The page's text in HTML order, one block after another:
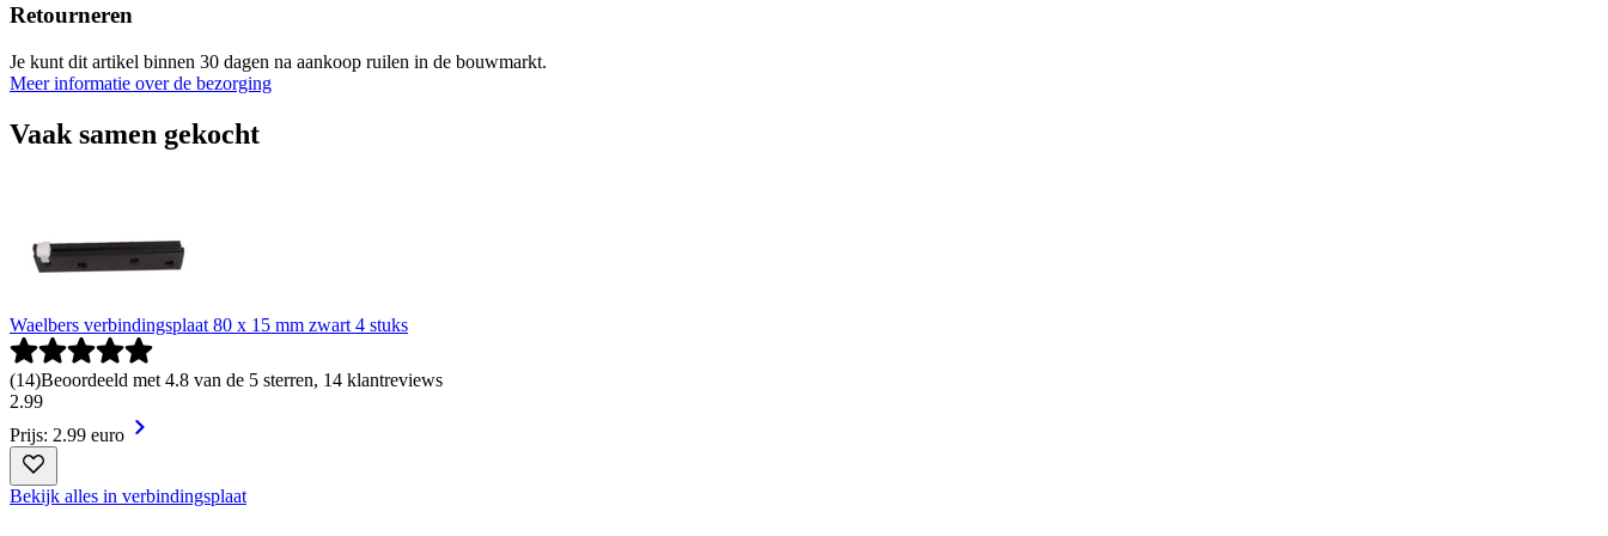
Retourneren
Je kunt dit artikel binnen 30 dagen na aankoop ruilen in de bouwmarkt.
Meer informatie over de bezorging
Vaak samen gekocht
Waelbers verbindingsplaat 80 x 15 mm zwart 4 stuks
(14)Beoordeeld met 4.8 van de 5 sterren, 14 klantreviews
2.99
Prijs: 2.99 euro
Bekijk alles in verbindingsplaat